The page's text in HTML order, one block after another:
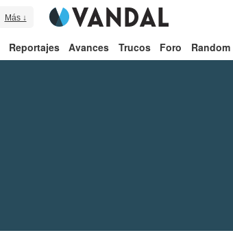
Más ↓
Reportajes Avances Trucos Foro Random